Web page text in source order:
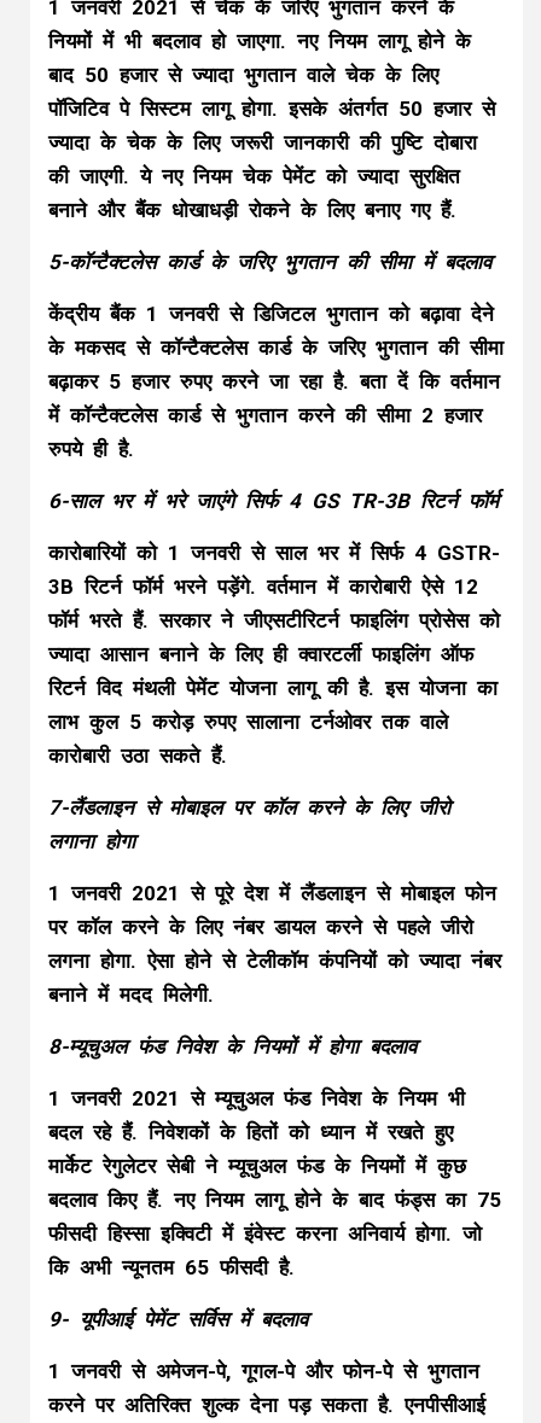
1 जनवरी 2021 से चेक के जरिए भुगतान करने के
नियमों में भी बदलाव हो जाएगा. नए नियम लागू होने के
बाद 50 हजार से ज्यादा भुगतान वाले चेक के लिए
पॉजिटिव पे सिस्टम लागू होगा. इसके अंतर्गत 50 हजार से
ज्यादा के चेक के लिए जरूरी जानकारी की पुष्टि दोबारा
की जाएगी. ये नए नियम चेक पेमेंट को ज्यादा सुरक्षित
बनाने और बैंक धोखाधड़ी रोकने के लिए बनाए गए हैं.
5-कॉन्टैक्टलेस कार्ड के जरिए भुगतान की सीमा में बदलाव
केंद्रीय बैंक 1 जनवरी से डिजिटल भुगतान को बढ़ावा देने
के मकसद से कॉन्टैक्टलेस कार्ड के जरिए भुगतान की सीमा
बढ़ाकर 5 हजार रुपए करने जा रहा है. बता दें कि वर्तमान
में कॉन्टैक्टलेस कार्ड से भुगतान करने की सीमा 2 हजार
रुपये ही है.
6-साल भर में भरे जाएंगे सिर्फ 4 GS TR-3B रिटर्न फॉर्म
कारोबारियों को 1 जनवरी से साल भर में सिर्फ 4 GSTR-
3B रिटर्न फॉर्म भरने पड़ेंगे. वर्तमान में कारोबारी ऐसे 12
फॉर्म भरते हैं. सरकार ने जीएसटीरिटर्न फाइलिंग प्रोसेस को
ज्यादा आसान बनाने के लिए ही क्वारटर्ली फाइलिंग ऑफ
रिटर्न विद मंथली पेमेंट योजना लागू की है. इस योजना का
लाभ कुल 5 करोड़ रुपए सालाना टर्नओवर तक वाले
कारोबारी उठा सकते हैं.
7-लैंडलाइन से मोबाइल पर कॉल करने के लिए जीरो
लगाना होगा
1 जनवरी 2021 से पूरे देश में लैंडलाइन से मोबाइल फोन
पर कॉल करने के लिए नंबर डायल करने से पहले जीरो
लगना होगा. ऐसा होने से टेलीकॉम कंपनियों को ज्यादा नंबर
बनाने में मदद मिलेगी.
8-म्यूचुअल फंड निवेश के नियमों में होगा बदलाव
1 जनवरी 2021 से म्यूचुअल फंड निवेश के नियम भी
बदल रहे हैं. निवेशकों के हितों को ध्यान में रखते हुए
मार्केट रेगुलेटर सेबी ने म्यूचुअल फंड के नियमों में कुछ
बदलाव किए हैं. नए नियम लागू होने के बाद फंड्स का 75
फीसदी हिस्सा इक्विटी में इंवेस्ट करना अनिवार्य होगा. जो
कि अभी न्यूनतम 65 फीसदी है.
9- यूपीआई पेमेंट सर्विस में बदलाव
1 जनवरी से अमेजन-पे, गूगल-पे और फोन-पे से भुगतान
करने पर अतिरिक्त शुल्क देना पड़ सकता है. एनपीसीआई